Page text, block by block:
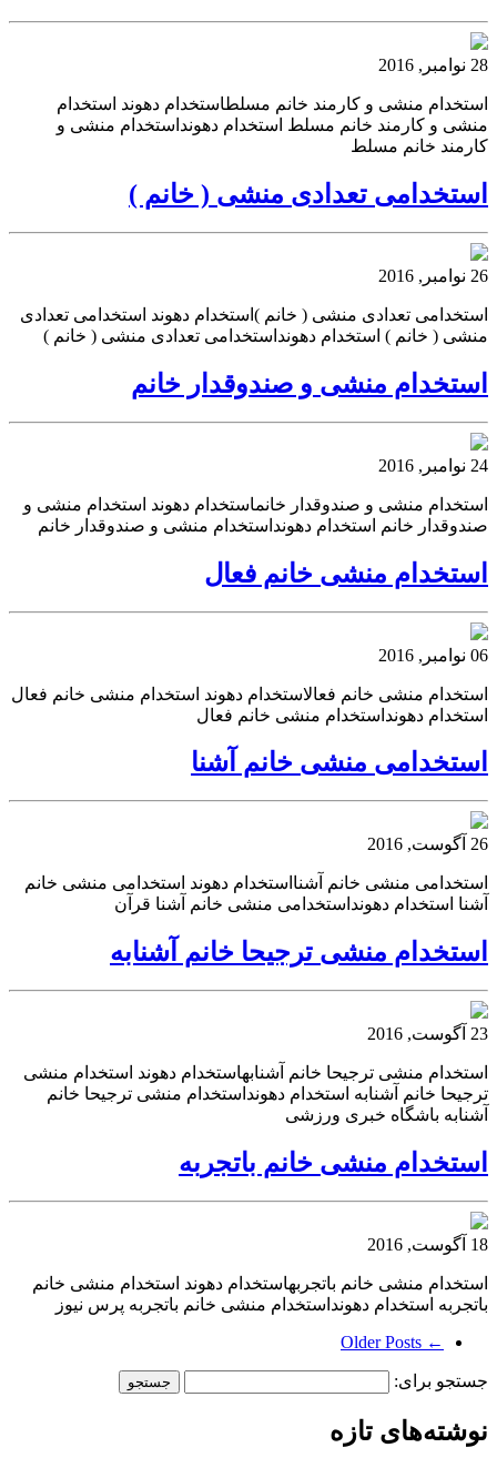
28 نوامبر, 2016
استخدام منشی و کارمند خانم مسلطاستخدام دهوند استخدام
منشی و کارمند خانم مسلط استخدام دهونداستخدام منشی و
کارمند خانم مسلط
استخدامی تعدادی منشی ( خانم )
26 نوامبر, 2016
استخدامی تعدادی منشی ( خانم )استخدام دهوند استخدامی تعدادی
منشی ( خانم ) استخدام دهونداستخدامی تعدادی منشی ( خانم )
استخدام منشی و صندوقدار خانم
24 نوامبر, 2016
استخدام منشی و صندوقدار خانماستخدام دهوند استخدام منشی و
صندوقدار خانم استخدام دهونداستخدام منشی و صندوقدار خانم
استخدام منشی خانم فعال
06 نوامبر, 2016
استخدام منشی خانم فعالاستخدام دهوند استخدام منشی خانم فعال
استخدام دهونداستخدام منشی خانم فعال
استخدامی منشی خانم آشنا
26 آگوست, 2016
استخدامی منشی خانم آشنااستخدام دهوند استخدامی منشی خانم
آشنا استخدام دهونداستخدامی منشی خانم آشنا قرآن
استخدام منشی ترجیحا خانم آشنابه
23 آگوست, 2016
استخدام منشی ترجیحا خانم آشنابهاستخدام دهوند استخدام منشی
ترجیحا خانم آشنابه استخدام دهونداستخدام منشی ترجیحا خانم
آشنابه باشگاه خبری ورزشی
استخدام منشی خانم باتجربه
18 آگوست, 2016
استخدام منشی خانم باتجربهاستخدام دهوند استخدام منشی خانم
باتجربه استخدام دهونداستخدام منشی خانم باتجربه پرس نیوز
← Older Posts
جستجو برای:
نوشته‌های تازه